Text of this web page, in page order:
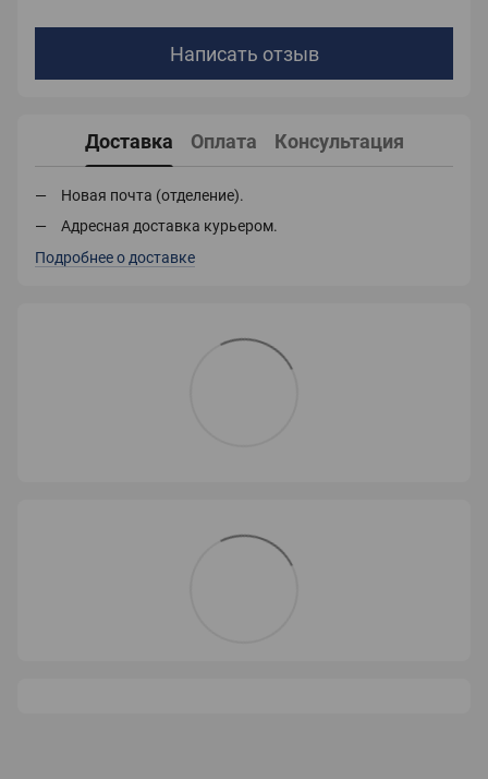
Написать отзыв
Доставка Оплата Консультация
Новая почта (отделение).
Адресная доставка курьером.
Подробнее о доставке